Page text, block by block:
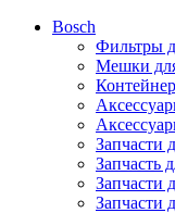
Bosch
Фильтры
Мешки
Запчасти
Запчасть
Запчасти
Запчасти